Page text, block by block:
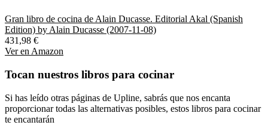
Gran libro de cocina de Alain Ducasse. Editorial Akal (Spanish
Edition) by Alain Ducasse (2007-11-08)
431,98 €
Ver en Amazon
Tocan nuestros libros para cocinar
Si has leído otras páginas de Upline, sabrás que nos encanta
proporcionar todas las alternativas posibles, estos libros para cocinar
te encantarán